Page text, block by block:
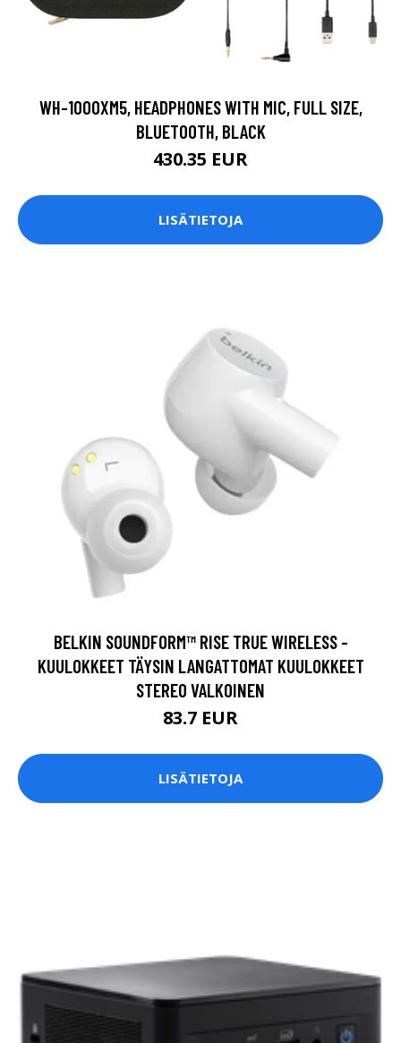
WH-1000XM5, HEADPHONES WITH MIC, FULL SIZE,
BLUETOOTH, BLACK
430.35 EUR
LISÄTIETOJA
BELKIN SOUNDFORM™ RISE TRUE WIRELESS -
KUULOKKEET TÄYSIN LANGATTOMAT KUULOKKEET
STEREO VALKOINEN
83.7 EUR
LISÄTIETOJA